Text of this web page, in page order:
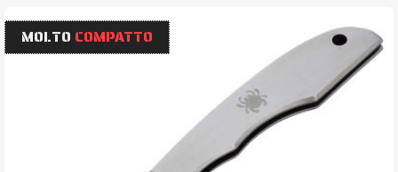
MOLTO COMPATTO